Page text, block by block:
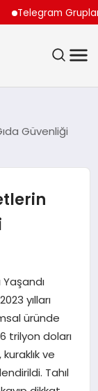
Grupları
Güvenliği
yılları
üründe
trilyon doları
ve
Tahıl